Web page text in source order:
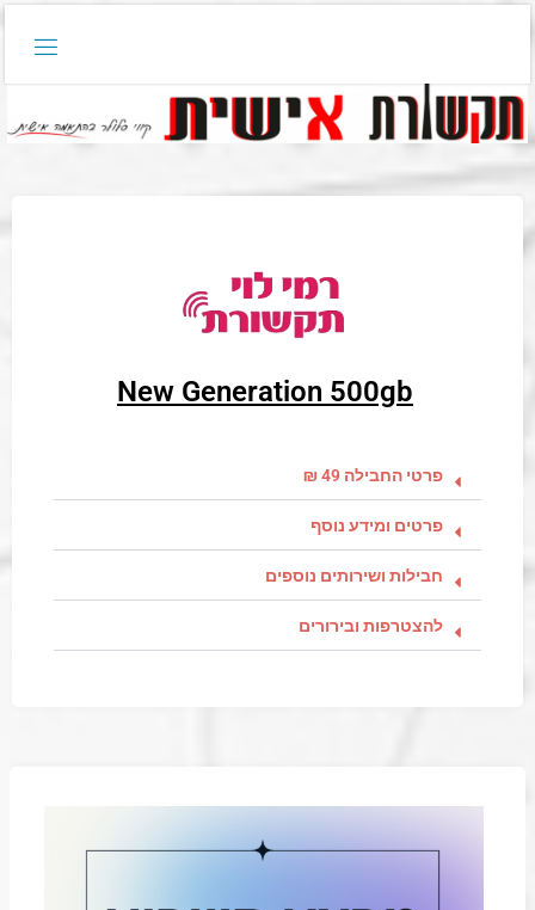
New Generation 500gb
פרטי החבילה 49 ₪
פרטים ומידע נוסף
חבילות ושירותים נוספים
להצטרפות ובירורים